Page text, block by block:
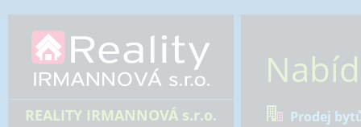
REALITY IRMANNOVÁ s.r.o. Prodej